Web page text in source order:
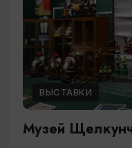
ВЫСТАВКИ
Музей